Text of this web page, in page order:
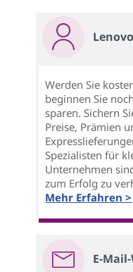
Werden Sie
beginnen Sie
sparen. Sichern
Preise, Prämien
Spezialisten für
Unternehmen
zum Erfolg zu
Mehr Erfahren >
E-